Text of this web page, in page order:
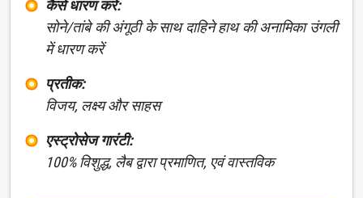
कैसे धारण करें:
सोने/तांबे की अंगूठी के साथ दाहिने हाथ की अनामिका उंगली
में धारण करें
प्रतीक:
विजय, लक्ष्य और साहस
एस्ट्रोसेज गारंटी:
100% विशुद्ध, लैब द्वारा प्रमाणित, एवं वास्तविक